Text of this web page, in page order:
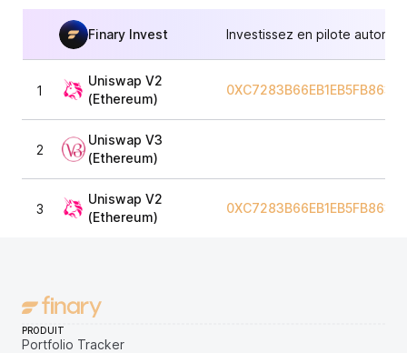
Finary Invest Investissez en pilote
1
Uniswap V2
(Ethereum)
2
Uniswap V3
(Ethereum)
3
Uniswap V2
(Ethereum)
PRODUIT
Portfolio Tracker